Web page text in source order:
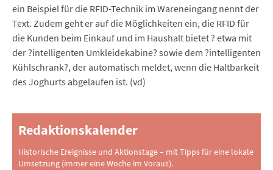
ein Beispiel für die RFID-Technik im Wareneingang nennt der
Text. Zudem geht er auf die Möglichkeiten ein, die RFID für
die Kunden beim Einkauf und im Haushalt bietet ? etwa mit
der ?intelligenten Umkleidekabine? sowie dem ?intelligenten
Kühlschrank?, der automatisch meldet, wenn die Haltbarkeit
des Joghurts abgelaufen ist. (vd)
Redaktionskalender
Historische Ereignisse und Aktionstage – mit Tipps für eine lokale
Umsetzung (immer eine Woche im Voraus).